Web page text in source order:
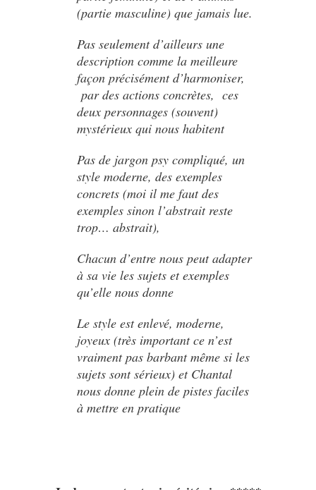
(partie masculine) que jamais lue.
Pas seulement d’ailleurs une
description comme la meilleure
façon précisément d’harmoniser,
par des actions concrètes, ces
deux personnages (souvent)
mystérieux qui nous habitent
Pas de jargon psy compliqué, un
style moderne, des exemples
concrets (moi il me faut des
exemples sinon l’abstrait reste
trop… abstrait),
Chacun d’entre nous peut adapter
à sa vie les sujets et exemples
qu’elle nous donne
Le style est enlevé, moderne,
joyeux (très important ce n’est
vraiment pas barbant même si les
sujets sont sérieux) et Chantal
nous donne plein de pistes faciles
à mettre en pratique